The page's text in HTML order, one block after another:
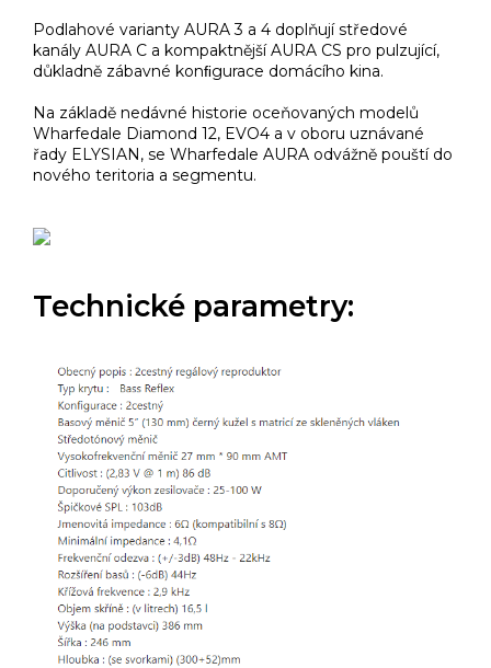
Podlahové varianty AURA 3 a 4 doplňují středové
kanály AURA C a kompaktnější AURA CS pro pulzující,
důkladně zábavné konﬁgurace domácího kina.
Na základě nedávné historie oceňovaných modelů
Wharfedale Diamond 12, EVO4 a v oboru uznávané
řady ELYSIAN, se Wharfedale AURA odvážně pouští do
nového teritoria a segmentu.
Technické parametry: